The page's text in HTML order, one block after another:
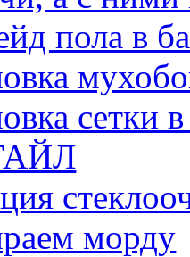
пола в
сетки
морду